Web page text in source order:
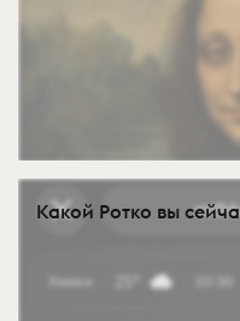
Какой Ротко вы